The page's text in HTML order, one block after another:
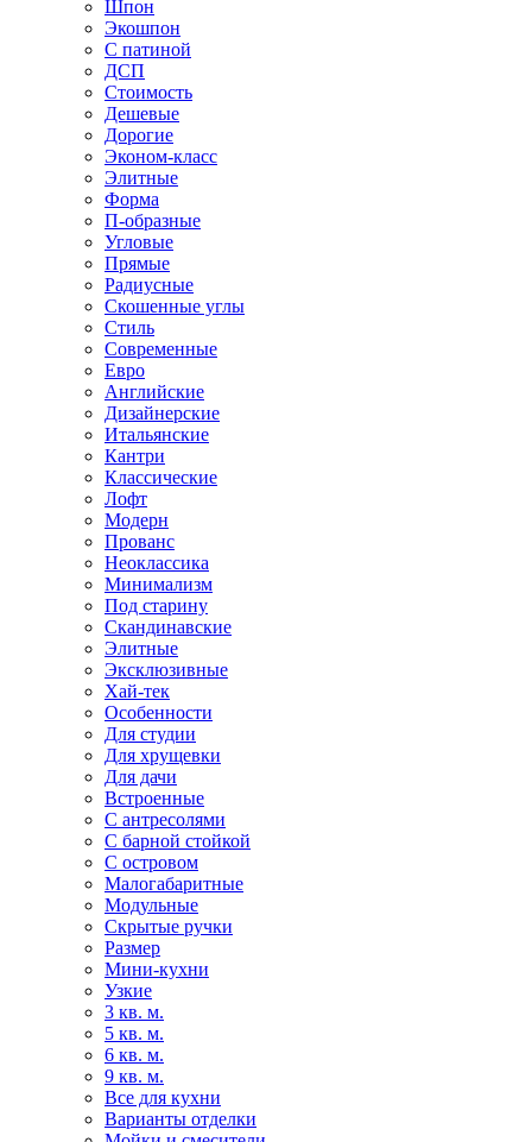
Шпон
Экошпон
С патиной
ДСП
Стоимость
Дешевые
Дорогие
Эконом-класс
Элитные
Форма
П-образные
Угловые
Прямые
Радиусные
Скошенные углы
Стиль
Современные
Евро
Английские
Дизайнерские
Итальянские
Кантри
Классические
Лофт
Модерн
Прованс
Неоклассика
Минимализм
Под старину
Скандинавские
Элитные
Эксклюзивные
Хай-тек
Особенности
Для студии
Для хрущевки
Для дачи
Встроенные
С антресолями
С барной стойкой
С островом
Малогабаритные
Модульные
Скрытые ручки
Размер
Мини-кухни
Узкие
3 кв. м.
5 кв. м.
6 кв. м.
9 кв. м.
Все для кухни
Варианты отделки